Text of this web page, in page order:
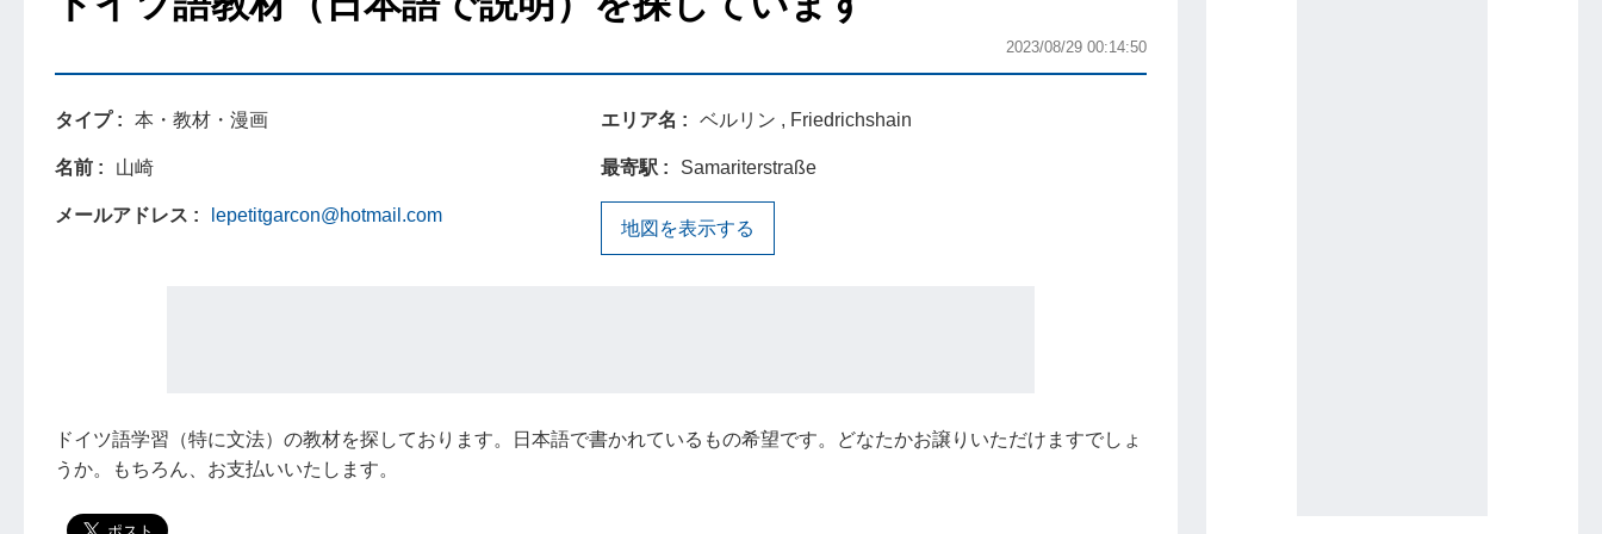
2023/08/29 00:14:50
タイプ 本・教材・漫画
名前 山崎
メールアドレス lepetitgarcon@hotmail.com
エリア名 ベルリン , Friedrichshain
最寄駅 Samariterstraße
地図を表示する
ドイツ語学習（特に文法）の教材を探しております。日本語で書かれているもの希望です。どなたかお譲りいただけますでしょ
うか。もちろん、お支払いいたします。